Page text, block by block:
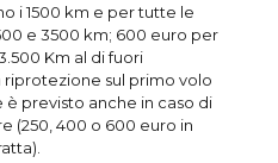
i 1500 km e per tutte le
e 3500 km; 600 euro per
Km al di fuori
riprotezione sul primo volo
previsto anche in caso di
(250, 400 o 600 euro in